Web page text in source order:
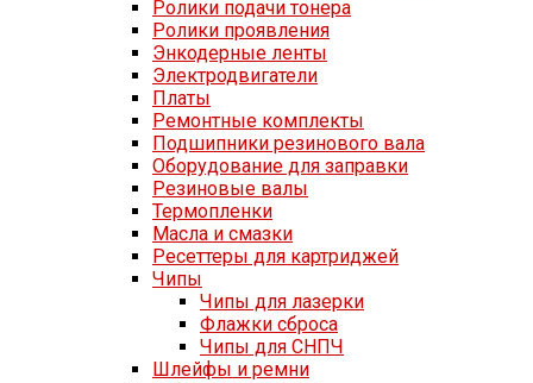
Ролики подачи тонера
Ролики проявления
Энкодерные ленты
Электродвигатели
Платы
Ремонтные комплекты
Подшипники резинового вала
Оборудование для заправки
Резиновые валы
Термопленки
Масла и смазки
Ресеттеры для картриджей
Чипы
Чипы для лазерки
Флажки сброса
Чипы для СНПЧ
Шлейфы и ремни